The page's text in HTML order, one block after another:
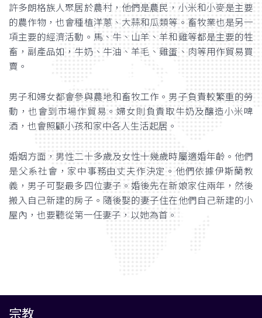
許多朗格族人聚居於農村，他們是農民，小米和小麥是主要
的農作物，也會種植洋蔥、大蒜和瓜類等。畜牧業也是另一
項主要的經濟活動。馬、牛、山羊、羊和雞等都是主要的牲
畜，副產品如，牛奶、牛油、羊毛、雞蛋、肉等用作貿易買
賣。
男子和婦女都會參與農地和畜牧工作。男子負責較繁重的勞
動，也會到市場作貿易。婦女則負責取牛奶及釀造小米啤
酒，也會照顧小孩和家中各人生活起居。
婚姻方面，男性二十多歲及女性十幾歲時屬適婚年齡。他們
是父系社會，家中事務由丈夫作決定。他們依據伊斯蘭教
義，男子可娶最多四位妻子。婚後先在新娘家住兩年，然後
搬入自己新建的房子。隨後娶的妻子住在他們自己新建的小
屋內，也要聽從第一任妻子，以她為首。
宗教